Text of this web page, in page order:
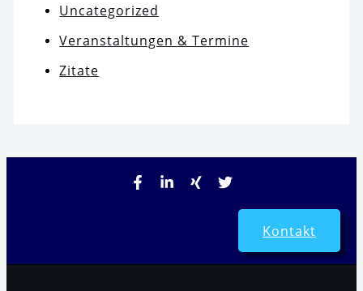
Uncategorized
Veranstaltungen & Termine
Zitate
Kontakt